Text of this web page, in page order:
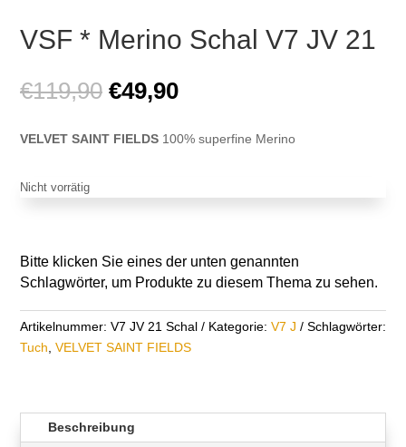
VSF * Merino Schal V7 JV 21
€119,90 Ursprünglicher
Preis
war:
€119,90
€49,90Aktueller
ist:
€49,90.
VELVET SAINT FIELDS 100% superfine Merino
Nicht vorrätig
Bitte klicken Sie eines der unten genannten
Schlagwörter, um Produkte zu diesem Thema zu sehen.
Artikelnummer: V7 JV 21 Schal Kategorie: V7 J
Schlagwörter:
Tuch VELVET SAINT FIELDS
Beschreibung